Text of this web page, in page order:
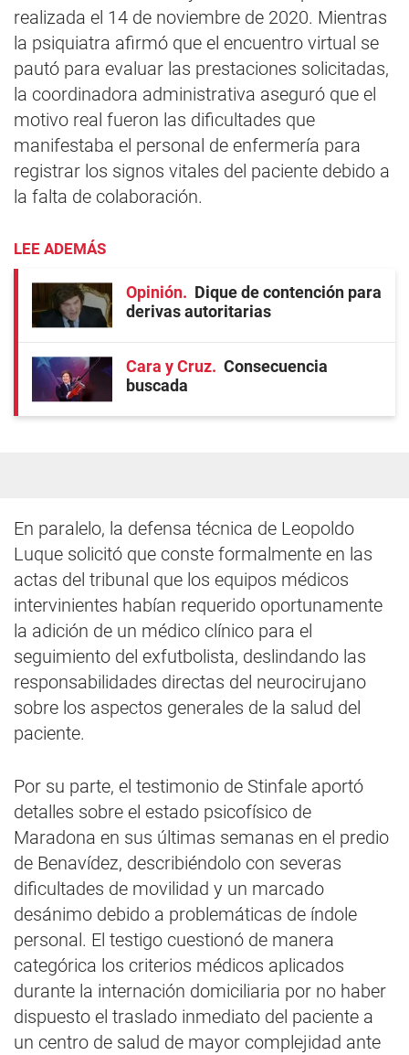
realizada el 14 de noviembre de 2020. Mientras
la psiquiatra afirmó que el encuentro virtual se
pautó para evaluar las prestaciones solicitadas,
la coordinadora administrativa aseguró que el
motivo real fueron las dificultades que
manifestaba el personal de enfermería para
registrar los signos vitales del paciente debido a
la falta de colaboración.
LEE ADEMÁS
Opinión
Dique de contención para
derivas autoritarias
Cara y Cruz
Consecuencia
buscada
En paralelo, la defensa técnica de Leopoldo
Luque solicitó que conste formalmente en las
actas del tribunal que los equipos médicos
intervinientes habían requerido oportunamente
la adición de un médico clínico para el
seguimiento del exfutbolista, deslindando las
responsabilidades directas del neurocirujano
sobre los aspectos generales de la salud del
paciente.
Por su parte, el testimonio de Stinfale aportó
detalles sobre el estado psicofísico de
Maradona en sus últimas semanas en el predio
de Benavídez, describiéndolo con severas
dificultades de movilidad y un marcado
desánimo debido a problemáticas de índole
personal. El testigo cuestionó de manera
categórica los criterios médicos aplicados
durante la internación domiciliaria por no haber
dispuesto el traslado inmediato del paciente a
un centro de salud de mayor complejidad ante